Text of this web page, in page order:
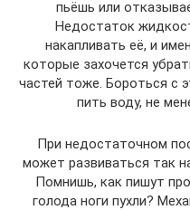
пьёшь или
Недостаток
накапливать её, и
которые захочется
частей тоже. Бороться с
пить воду, не
При недостаточном
может развиваться так
Помнишь, как пишут
голода ноги пухли?